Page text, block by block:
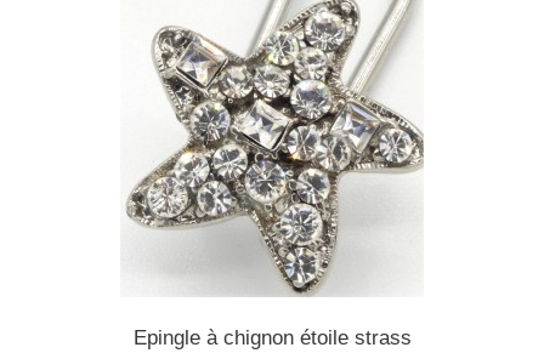
Epingle à chignon étoile strass